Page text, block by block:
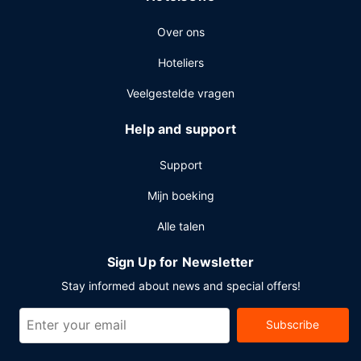
Over ons
Hoteliers
Veelgestelde vragen
Help and support
Support
Mijn boeking
Alle talen
Sign Up for Newsletter
Stay informed about news and special offers!
Subscribe